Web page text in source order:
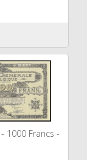
1000 Francs -